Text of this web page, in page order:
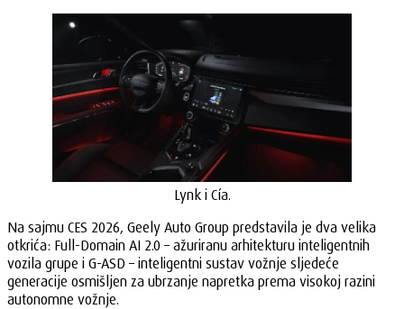
Lynk i Cía.
Na sajmu CES 2026, Geely Auto Group predstavila je dva velika
otkrića: Full-Domain AI 2.0 – ažuriranu arhitekturu inteligentnih
vozila grupe i G-ASD – inteligentni sustav vožnje sljedeće
generacije osmišljen za ubrzanje napretka prema visokoj razini
autonomne vožnje.